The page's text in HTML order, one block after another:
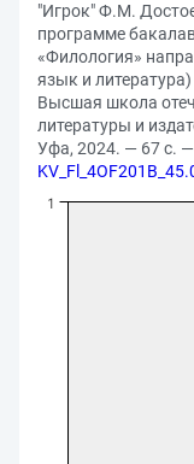
"Игрок" Ф.М.
программе
«Филология»
язык и
Высшая школа
литературы и
Уфа, 2024. — 67 с. —